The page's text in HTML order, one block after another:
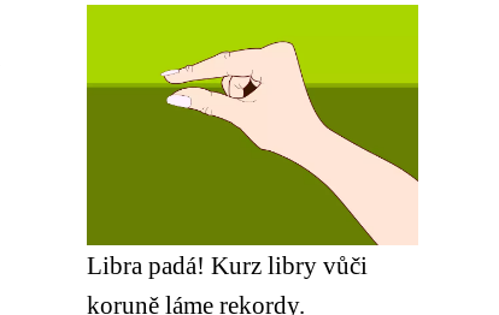
Libra padá! Kurz libry vůči
koruně láme rekordy.